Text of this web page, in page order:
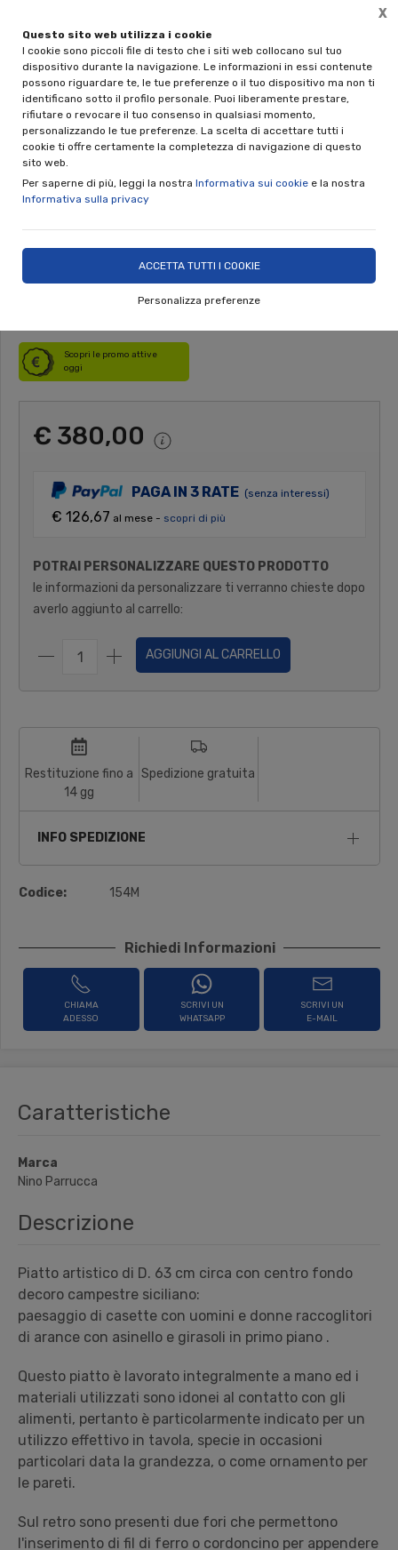
Questo sito web utilizza i cookie
I cookie sono piccoli file di testo che i siti web collocano sul tuo
dispositivo durante la navigazione. Le informazioni in essi contenute
possono riguardare te, le tue preferenze o il tuo dispositivo ma non ti
identificano sotto il profilo personale. Puoi liberamente prestare,
rifiutare o revocare il tuo consenso in qualsiasi momento,
personalizzando le tue preferenze. La scelta di accettare tutti i
cookie ti offre certamente la completezza di navigazione di questo
sito web.
Per saperne di più, leggi la nostra Informativa sui cookie e la nostra
Informativa sulla privacy
ACCETTA TUTTI I COOKIE
Personalizza preferenze
X
🎁 REGALA UNA CERAMICA NINO PARRUCCA
Disponibili le gift card da 50€ e 100€
Piatto Artistico d.cm.63 -
Parrucca
Scopri le promo attive
oggi
€ 380,00
PAGA IN 3 RATE (senza interessi)
€ 126,67 al mese - scopri di più
POTRAI PERSONALIZZARE QUESTO PRODOTTO
le informazioni da personalizzare ti verranno chieste dopo
averlo aggiunto al carrello:
AGGIUNGI AL CARRELLO
Restituzione fino a
14 gg
Spedizione gratuita
INFO SPEDIZIONE
Codice: 154M
Richiedi Informazioni
CHIAMA
ADESSO
SCRIVI UN
WHATSAPP
SCRIVI UN
E-MAIL
Caratteristiche
Marca
Nino Parrucca
Descrizione
Piatto artistico di D. 63 cm circa con centro fondo
decoro campestre siciliano:
paesaggio di casette con uomini e donne raccoglitori
di arance con asinello e girasoli in primo piano .
Questo piatto è lavorato integralmente a mano ed i
materiali utilizzati sono idonei al contatto con gli
alimenti, pertanto è particolarmente indicato per un
utilizzo effettivo in tavola, specie in occasioni
particolari data la grandezza, o come ornamento per
le pareti.
Sul retro sono presenti due fori che permettono
l'inserimento di fil di ferro o cordoncino per appendere